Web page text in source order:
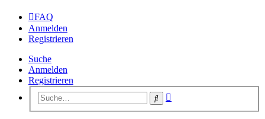
FAQ
Anmelden
Registrieren
Suche
Anmelden
Registrieren
Suche